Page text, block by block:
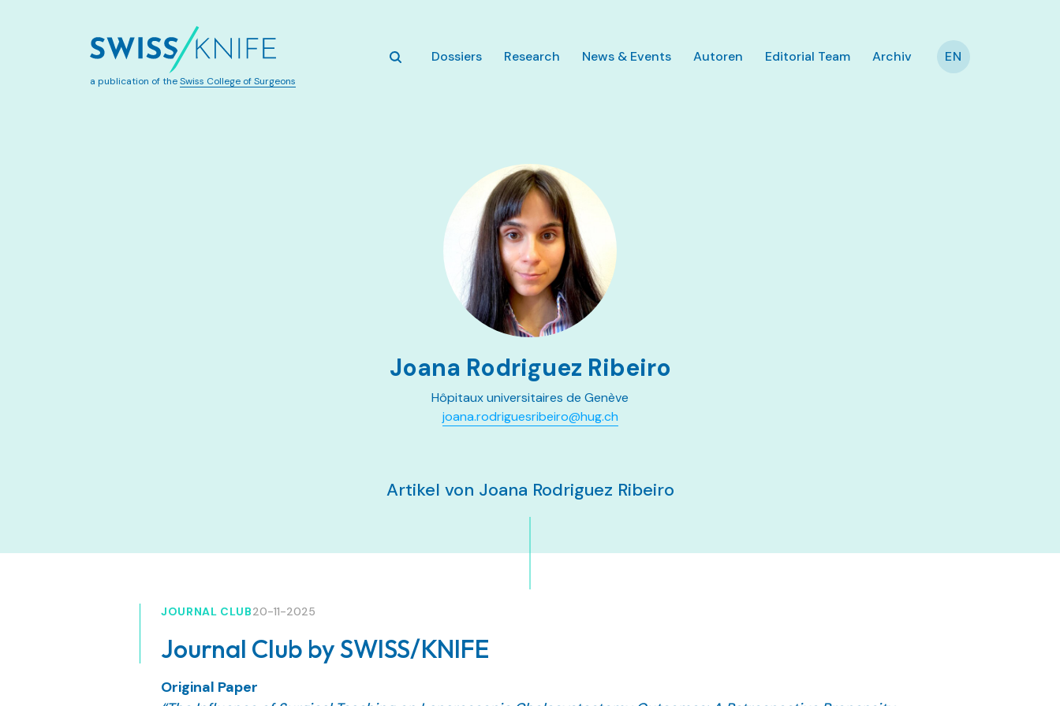
a publication of theSwiss College of Surgeons
Dossiers Research News & Events Autoren Editorial Team Archiv EN
Joana Rodriguez Ribeiro
Hôpitaux universitaires de Genève
joana.rodriguesribeiro@hug.ch
Artikel von Joana Rodriguez Ribeiro
JOURNAL CLUB20-11-2025
Journal Club by SWISS/KNIFE
Original Paper